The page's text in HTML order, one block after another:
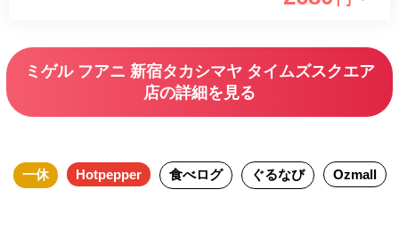
ミゲル フアニ 新宿タカシマヤ タイムズスクエア
店の詳細を見る
一休 Hotpepper 食べログ ぐるなび Ozmall